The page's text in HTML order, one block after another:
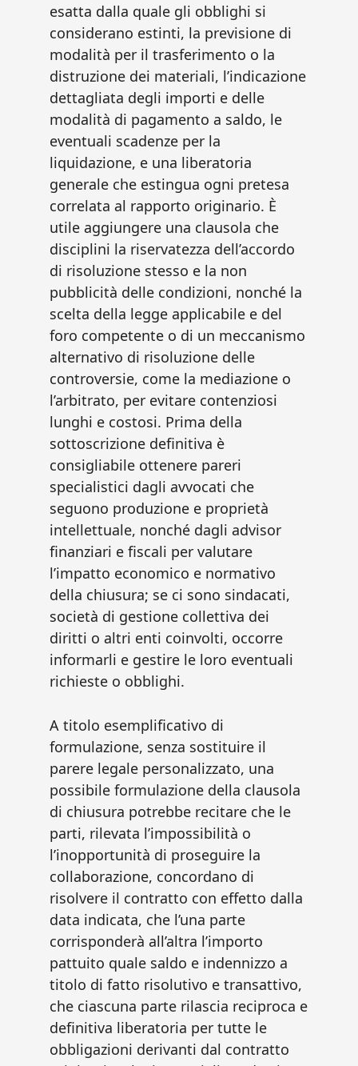
esatta dalla quale gli obblighi si
considerano estinti, la previsione di
modalità per il trasferimento o la
distruzione dei materiali, l’indicazione
dettagliata degli importi e delle
modalità di pagamento a saldo, le
eventuali scadenze per la
liquidazione, e una liberatoria
generale che estingua ogni pretesa
correlata al rapporto originario. È
utile aggiungere una clausola che
disciplini la riservatezza dell’accordo
di risoluzione stesso e la non
pubblicità delle condizioni, nonché la
scelta della legge applicabile e del
foro competente o di un meccanismo
alternativo di risoluzione delle
controversie, come la mediazione o
l’arbitrato, per evitare contenziosi
lunghi e costosi. Prima della
sottoscrizione definitiva è
consigliabile ottenere pareri
specialistici dagli avvocati che
seguono produzione e proprietà
intellettuale, nonché dagli advisor
finanziari e fiscali per valutare
l’impatto economico e normativo
della chiusura; se ci sono sindacati,
società di gestione collettiva dei
diritti o altri enti coinvolti, occorre
informarli e gestire le loro eventuali
richieste o obblighi.
A titolo esemplificativo di
formulazione, senza sostituire il
parere legale personalizzato, una
possibile formulazione della clausola
di chiusura potrebbe recitare che le
parti, rilevata l’impossibilità o
l’inopportunità di proseguire la
collaborazione, concordano di
risolvere il contratto con effetto dalla
data indicata, che l’una parte
corrisponderà all’altra l’importo
pattuito quale saldo e indennizzo a
titolo di fatto risolutivo e transattivo,
che ciascuna parte rilascia reciproca e
definitiva liberatoria per tutte le
obbligazioni derivanti dal contratto